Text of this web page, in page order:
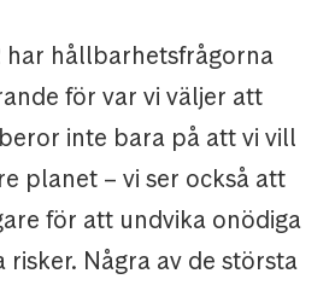
har hållbarhetsfrågorna
för var vi väljer att
inte bara på att vi vill
planet – vi ser också att
för att undvika onödiga
risker. Några av de största